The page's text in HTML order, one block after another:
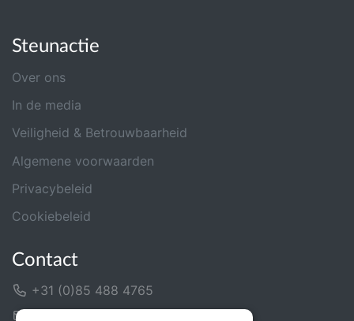
Steunactie
Over ons
In de media
Veiligheid & Betrouwbaarheid
Algemene voorwaarden
Privacybeleid
Cookiebeleid
Contact
+31 (0)85 488 4765